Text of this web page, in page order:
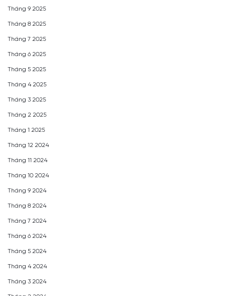
Tháng 9 2025
Tháng 8 2025
Tháng 7 2025
Tháng 6 2025
Tháng 5 2025
Tháng 4 2025
Tháng 3 2025
Tháng 2 2025
Tháng 1 2025
Tháng 12 2024
Tháng 11 2024
Tháng 10 2024
Tháng 9 2024
Tháng 8 2024
Tháng 7 2024
Tháng 6 2024
Tháng 5 2024
Tháng 4 2024
Tháng 3 2024